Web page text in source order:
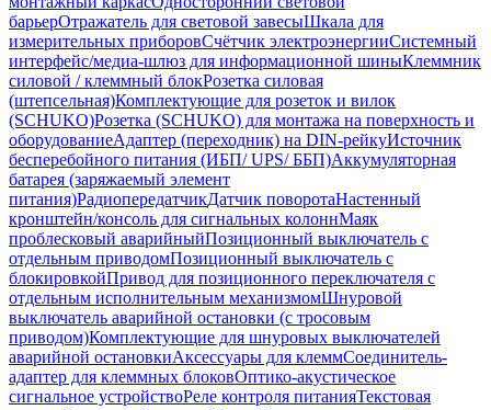
барьерОтражатель для световой завесыШкала для
измерительных приборовСчётчик электроэнергииСистемный
интерфейс/медиа-шлюз для информационной шиныКлеммник
силовой / клеммный блокРозетка силовая
(штепсельная)Комплектующие для розеток и вилок
(SCHUKO)Розетка (SCHUKO) для монтажа на поверхность и
оборудованиеАдаптер (переходник) на DIN-рейкуИсточник
бесперебойного питания (ИБП/ UPS/ ББП)Аккумуляторная
батарея (заряжаемый элемент
питания)РадиопередатчикДатчик поворотаНастенный
кронштейн/консоль для сигнальных колоннМаяк
проблесковый аварийныйПозиционный выключатель с
отдельным приводомПозиционный выключатель с
блокировкойПривод для позиционного переключателя с
отдельным исполнительным механизмомШнуровой
выключатель аварийной остановки (с тросовым
приводом)Комплектующие для шнуровых выключателей
аварийной остановкиАксессуары для клеммСоединитель-
адаптер для клеммных блоковОптико-акустическое
сигнальное устройствоРеле контроля питанияТекстовая